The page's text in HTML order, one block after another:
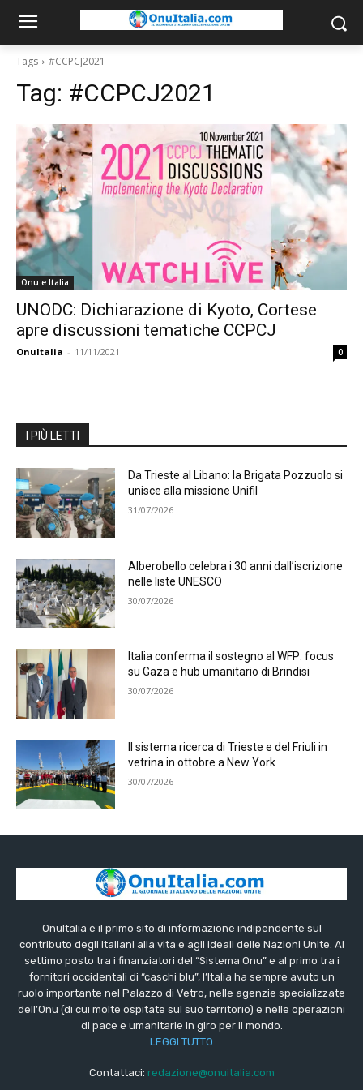
Tags #CCPCJ2021
Tag: #CCPCJ2021
Onu e Italia
UNODC: Dichiarazione di Kyoto, Cortese
apre discussioni tematiche CCPCJ
OnuItalia - 11/11/2021 0
I PIÙ LETTI
Da Trieste al Libano: la Brigata Pozzuolo si
unisce alla missione Unifil
31/07/2026
Alberobello celebra i 30 anni dall’iscrizione
nelle liste UNESCO
30/07/2026
Italia conferma il sostegno al WFP: focus
su Gaza e hub umanitario di Brindisi
30/07/2026
Il sistema ricerca di Trieste e del Friuli in
vetrina in ottobre a New York
30/07/2026
OnuItalia è il primo sito di informazione indipendente sul
contributo degli italiani alla vita e agli ideali delle Nazioni Unite. Al
settimo posto tra i finanziatori del “Sistema Onu” e al primo tra i
fornitori occidentali di “caschi blu”, l’Italia ha sempre avuto un
ruolo importante nel Palazzo di Vetro, nelle agenzie specializzate
dell’Onu (di cui molte ospitate sul suo territorio) e nelle operazioni
di pace e umanitarie in giro per il mondo.
LEGGI TUTTO
Contattaci: redazione@onuitalia.com